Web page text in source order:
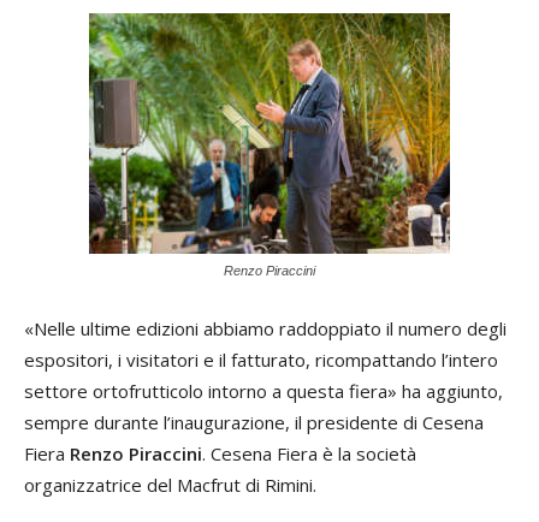
Renzo Piraccini
«Nelle ultime edizioni abbiamo raddoppiato il numero degli
espositori, i visitatori e il fatturato, ricompattando l’intero
settore ortofrutticolo intorno a questa fiera» ha aggiunto,
sempre durante l’inaugurazione, il presidente di Cesena
Fiera Renzo Piraccini. Cesena Fiera è la società
organizzatrice del Macfrut di Rimini.